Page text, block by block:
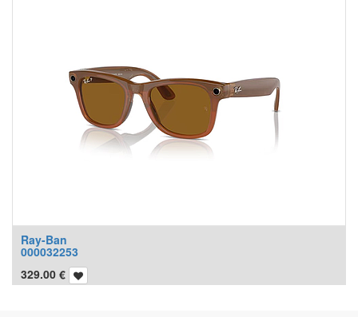
Ray-Ban
000032253
329.00 €